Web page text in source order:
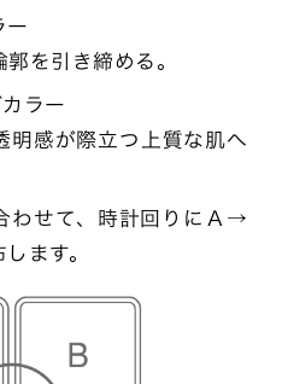
ー
を引き締める。
ラー
明感が際立つ上質な肌へ
わせて、時計回りにＡ→
ます。